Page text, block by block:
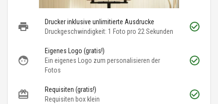
Drucker inklusive unlimitierte Ausdrucke
Druckgeschwindigkeit: 1 Foto pro 22 Sekunden
Eigenes Logo (gratis!)
Ein eigenes Logo zum personalisieren der
Fotos
Requisiten (gratis!)
Requisiten box klein